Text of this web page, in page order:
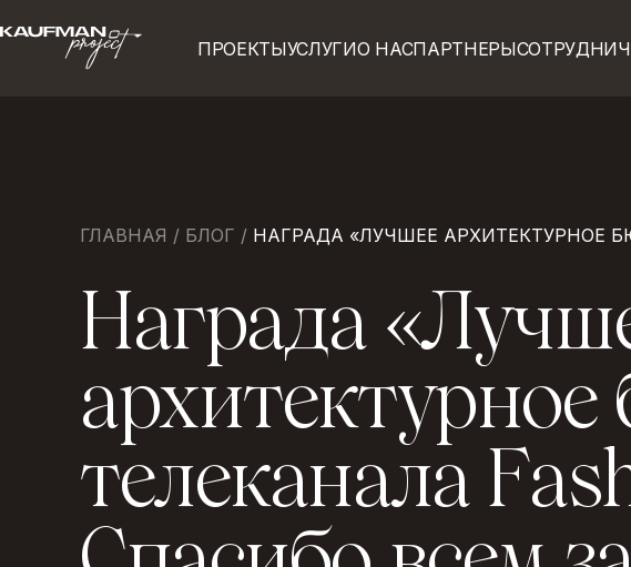
ПРОЕКТЫУСЛУГИО НАСПАРТНЕРЫ
ГЛАВНАЯ / БЛОГ / НАГРАДА «ЛУЧШЕЕ АРХИТЕКТУРНОЕ
Награда «Лучш
архитектурное
телеканала Fas